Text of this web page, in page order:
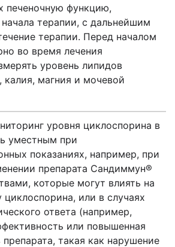
печеночную функцию,
терапии, с дальнейшим
терапии. Перед началом
во время лечения
уровень липидов
калия, магния и мочевой
уровня циклоспорина в
уместным при
показаниях, например, при
препарата Сандиммун®
которые могут влиять на
или в случаях
ответа (например,
или повышенная
такая как нарушение